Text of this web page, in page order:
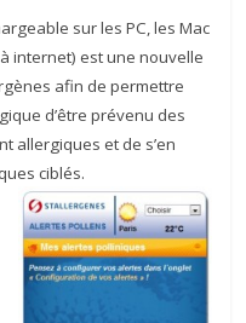
sur les PC, les Mac
internet) est une nouvelle
afin de permettre
d’être prévenu des
allergiques et de s’en
ciblés.